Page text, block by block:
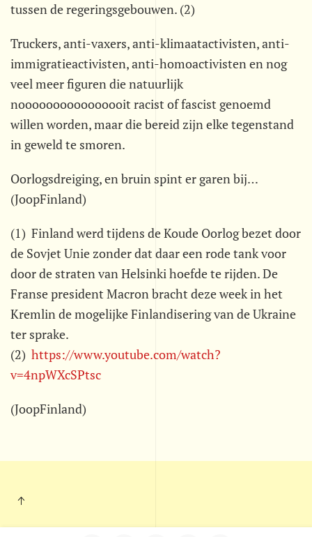
tussen de regeringsgebouwen. (2)
Truckers, anti-vaxers, anti-klimaatactivisten, anti-
immigratieactivisten, anti-homoactivisten en nog
veel meer figuren die natuurlijk
noooooooooooooooit racist of fascist genoemd
willen worden, maar die bereid zijn elke tegenstand
in geweld te smoren.
Oorlogsdreiging, en bruin spint er garen bij…
(JoopFinland)
(1) Finland werd tijdens de Koude Oorlog bezet door
de Sovjet Unie zonder dat daar een rode tank voor
door de straten van Helsinki hoefde te rijden. De
Franse president Macron bracht deze week in het
Kremlin de mogelijke Finlandisering van de Ukraine
ter sprake.
(2) https://www.youtube.com/watch?
v=4npWXcSPtsc
(JoopFinland)